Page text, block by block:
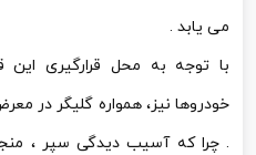
می یابد .
با توجه به محل قرارگیری
خودروها نیز، همواره گلیگر در
. چرا که آسیب دیدگی سپر ،